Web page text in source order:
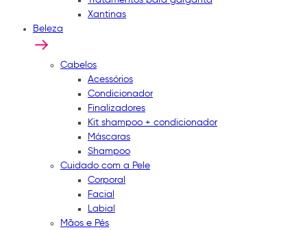
Xantinas
Beleza
Cabelos
Acessórios
Condicionador
Finalizadores
Kit shampoo + condicionador
Máscaras
Shampoo
Cuidado com a Pele
Corporal
Facial
Labial
Mãos e Pés